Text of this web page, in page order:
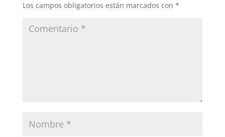
Los campos obligatorios están marcados con *